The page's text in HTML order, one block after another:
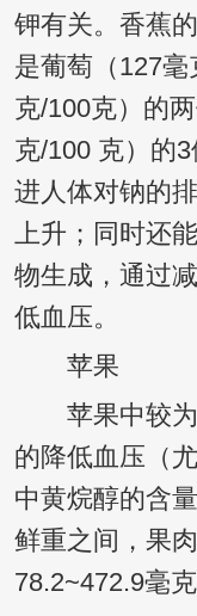
钾有关。香蕉
是葡萄（127
克/100克）的
克/100 克）的
进人体对钠的
上升；同时还
物生成，通过
低血压。
苹果
苹果中较为
的降低血压（
中黄烷醇的含
鲜重之间，果
78.2~472.9毫